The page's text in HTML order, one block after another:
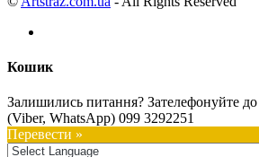
Кошик
Залишились питання? Зателефонуйте
(Viber, WhatsApp) 099 3292251
Перевести »